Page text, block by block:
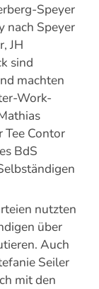
Speyer
nach Speyer
JH
sind
machten
Work-
Tee Contor
BdS
nutzten
über
Auch
Seiler
mit den